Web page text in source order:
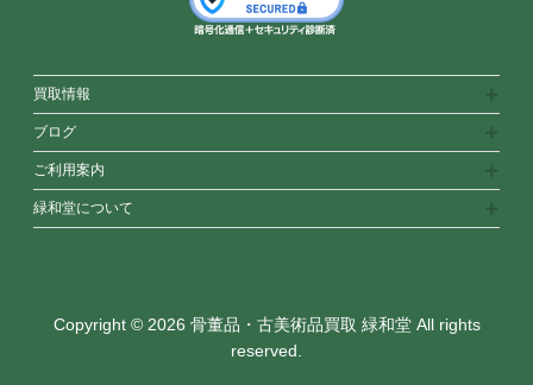
買取情報
ブログ
ご利用案内
緑和堂について
Copyright © 2026 骨董品・古美術品買取 緑和堂 All rights
reserved.